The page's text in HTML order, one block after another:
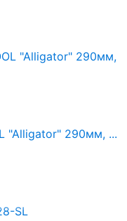
"Alligator" 290мм, ...